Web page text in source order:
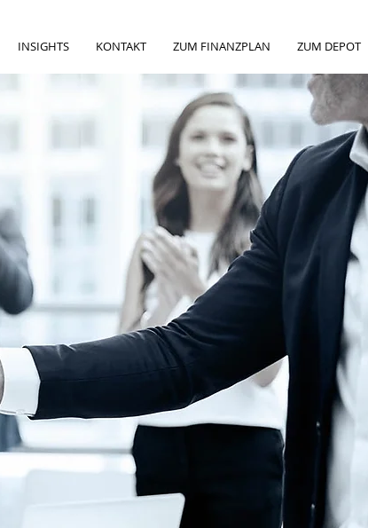
INSIGHTS KONTAKT ZUM FINANZPLAN ZUM DEPOT